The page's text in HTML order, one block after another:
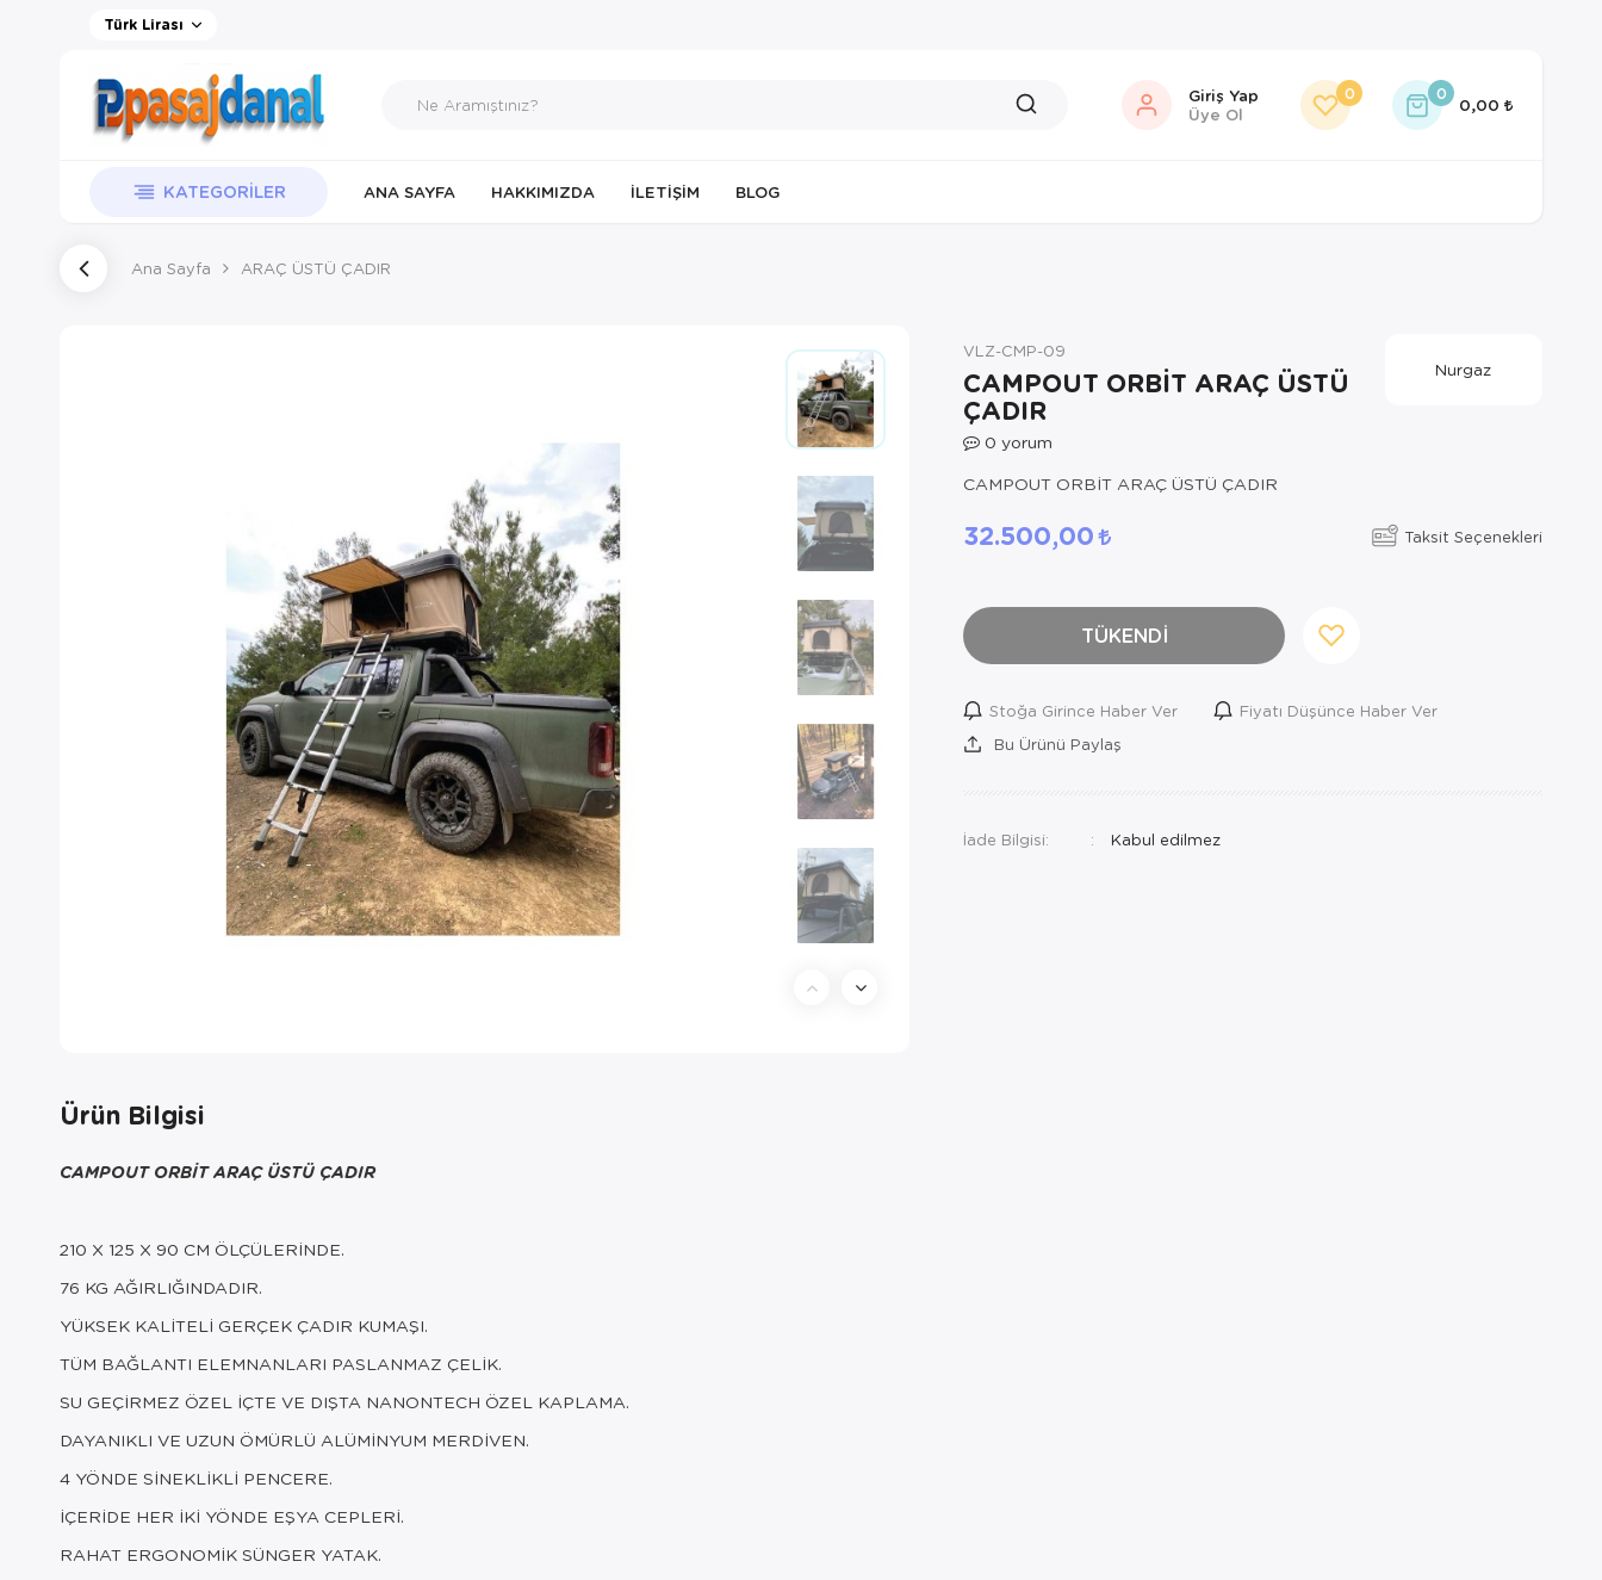
Türk Lirası
Giriş Yap
Üye Ol
0 0
0,00
KATEGORILER ANA SAYFA HAKKIMIZDA İLETIŞIM BLOG
Ana Sayfa ARAÇ ÜSTÜ ÇADIR
VLZ-CMP-09
CAMPOUT ORBİT ARAÇ ÜSTÜ
ÇADIR
0 yorum
Nurgaz
CAMPOUT ORBİT ARAÇ ÜSTÜ ÇADIR
32.500,00 Taksit Seçenekleri
TÜKENDİ
Stoğa Girince Haber Ver
Fiyatı Düşünce Haber Ver
Bu Ürünü Paylaş
İade Bilgisi:
Ürün Bilgisi
CAMPOUT ORBİT ARAÇ ÜSTÜ ÇADIR
210 X 125 X 90 CM ÖLÇÜLERİNDE.
76 KG AĞIRLIĞINDADIR.
YÜKSEK KALİTELİ GERÇEK ÇADIR KUMAŞI.
TÜM BAĞLANTI ELEMNANLARI PASLANMAZ ÇELİK.
SU GEÇİRMEZ ÖZEL İÇTE VE DIŞTA NANONTECH ÖZEL KAPLAMA.
DAYANIKLI VE UZUN ÖMÜRLÜ ALÜMİNYUM MERDİVEN.
4 YÖNDE SİNEKLİKLİ PENCERE.
İÇERİDE HER İKİ YÖNDE EŞYA CEPLERİ.
RAHAT ERGONOMİK SÜNGER YATAK.